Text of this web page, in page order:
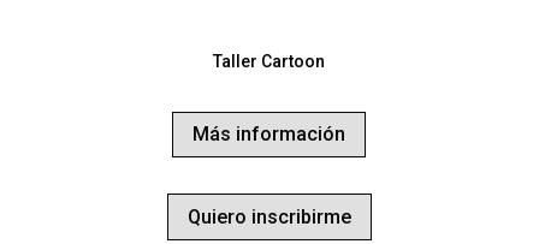
Taller Cartoon
Más información
Quiero inscribirme